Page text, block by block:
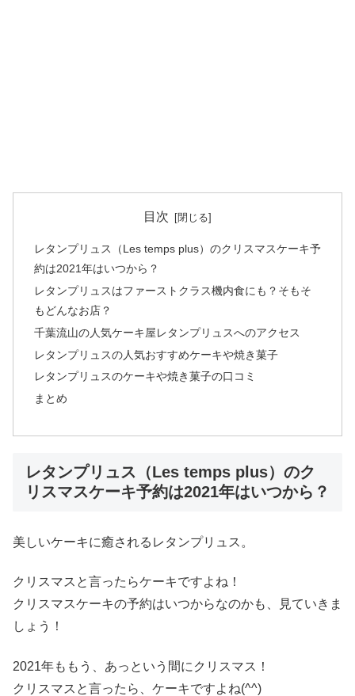
目次
レタンプリュス（Les temps plus）のクリスマスケーキ予
約は2021年はいつから？
レタンプリュスはファーストクラス機内食にも？そもそ
もどんなお店？
千葉流山の人気ケーキ屋レタンプリュスへのアクセス
レタンプリュスの人気おすすめケーキや焼き菓子
レタンプリュスのケーキや焼き菓子の口コミ
まとめ
レタンプリュス（Les temps plus）のク
リスマスケーキ予約は2021年はいつから？
美しいケーキに癒されるレタンプリュス。
クリスマスと言ったらケーキですよね！
クリスマスケーキの予約はいつからなのかも、見ていきま
しょう！
2021年ももう、あっという間にクリスマス！
クリスマスと言ったら、ケーキですよね(^^)